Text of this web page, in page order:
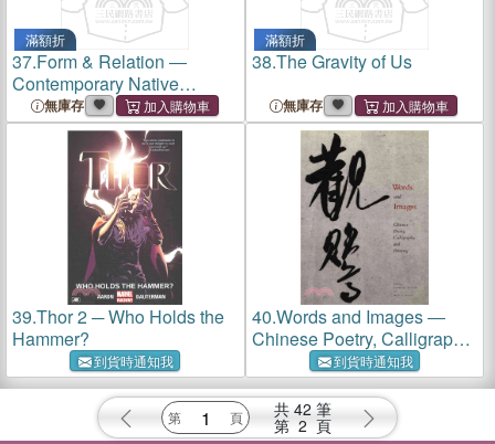
滿額折
37.Form & Relation ―
Contemporary Native
Ceramics
無庫存
滿額折
38.The Gravity of Us
無庫存
39.Thor 2 ─ Who Holds the
Hammer?
到貨時通知我
40.Words and Images ―
Chinese Poetry, Calligraphy,
and Painting到貨時通知我
共 42 筆
第 2 頁